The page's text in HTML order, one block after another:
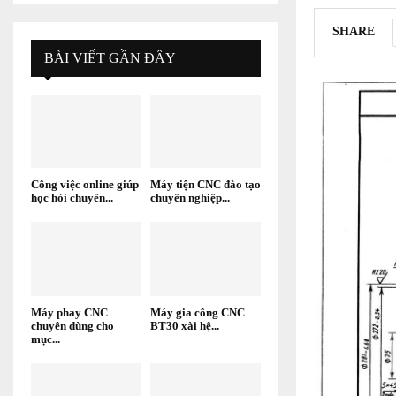
SHARE
BÀI VIẾT GẦN ĐÂY
Công việc online giúp
học hỏi chuyên...
Máy tiện CNC đào tạo
chuyên nghiệp...
Máy phay CNC
chuyên dùng cho
mục...
Máy gia công CNC
BT30 xài hệ...